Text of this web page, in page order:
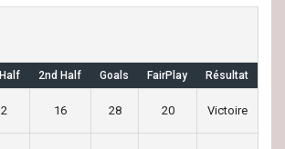
2nd Half Goals FairPlay Résultat
16 28 20 Victoire